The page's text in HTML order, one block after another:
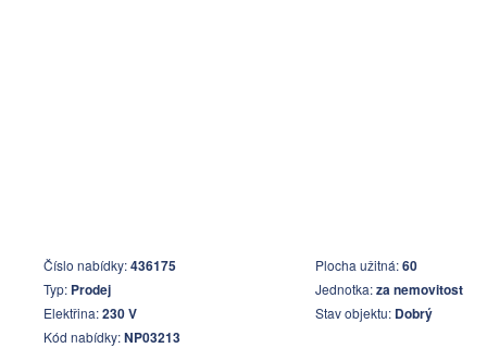
Číslo nabídky:436175 Plocha užitná:60
Typ: Prodej Jednotka:za nemovitost
Elektřina:230 V Stav objektu: Dobrý
Kód nabídky:NP03213